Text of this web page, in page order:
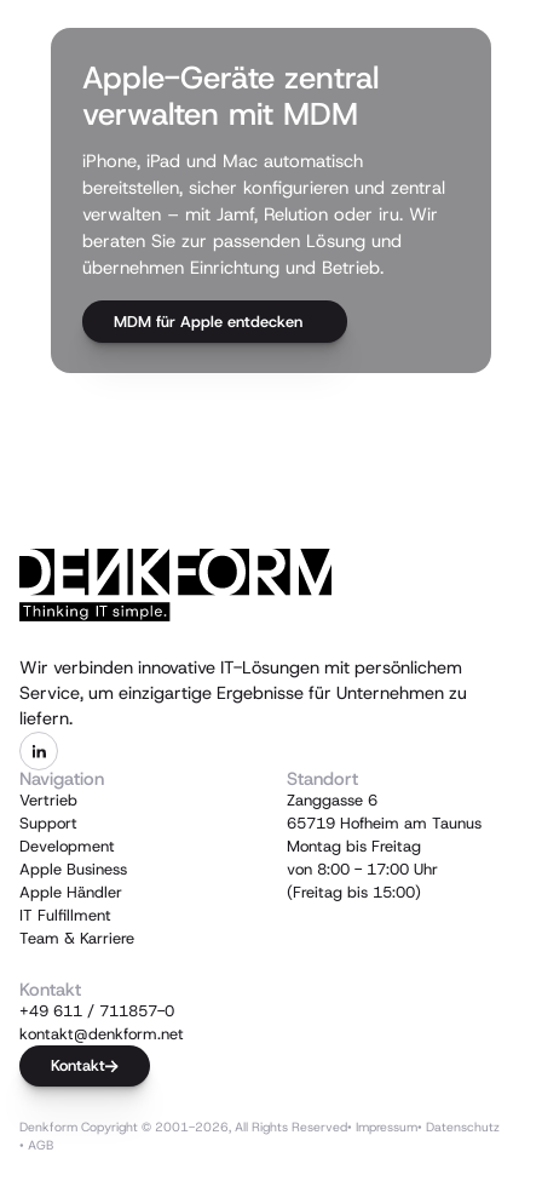
Apple-Geräte zentral
verwalten mit MDM
iPhone, iPad und Mac automatisch
bereitstellen, sicher konfigurieren und zentral
verwalten – mit Jamf, Relution oder iru. Wir
beraten Sie zur passenden Lösung und
übernehmen Einrichtung und Betrieb.
MDM für Apple entdecken
Wir verbinden innovative IT-Lösungen mit persönlichem
Service, um einzigartige Ergebnisse für Unternehmen zu
liefern.
Navigation
Vertrieb
Support
Development
Apple Business
Apple Händler
IT Fulfillment
Team & Karriere
Standort
Zanggasse 6
65719 Hofheim am Taunus
Montag bis Freitag
von 8:00 - 17:00 Uhr
(Freitag bis 15:00)
Kontakt
+49 611 / 711857-0
kontakt@denkform.net
Kontakt
Denkform Copyright © 2001-2026, All Rights Reserved• Impressum• Datenschutz
• AGB